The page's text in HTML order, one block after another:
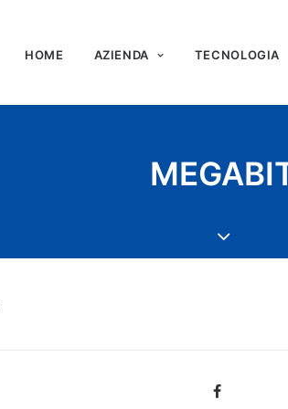
HOME AZIENDA TECNOLOGIA